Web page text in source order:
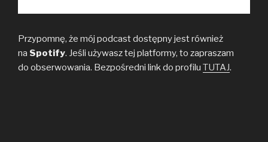
Przypomnę, że mój podcast dostępny jest również
na Spotify. Jeśli używasz tej platformy, to zapraszam
do obserwowania. Bezpośredni link do profilu TUTAJ.